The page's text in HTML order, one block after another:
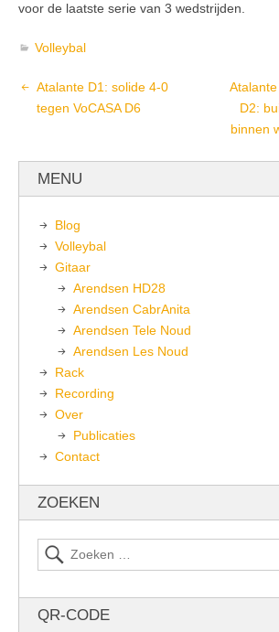
voor de laatste serie van 3 wedstrijden.
Volleybal
Atalante D1: solide 4-0
tegen VoCASA D6
D2:
binnen
MENU
Blog
Volleybal
Gitaar
Arendsen HD28
Arendsen CabrAnita
Arendsen Tele Noud
Arendsen Les Noud
Rack
Recording
Over
Publicaties
Contact
ZOEKEN
QR-CODE